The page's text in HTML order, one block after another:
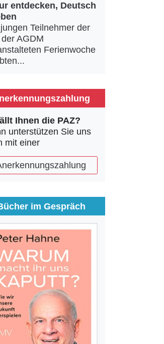
entdecken, Deutsch
Teilnehmer der
AGDM
Ferienwoche
Ihnen die PAZ?
unterstützen Sie uns
mit einer
im Gespräch